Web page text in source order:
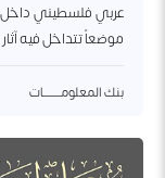
عربي فلسطيني داخل
موضعاً تتداخل فيه
بنك المعلومــــــــات